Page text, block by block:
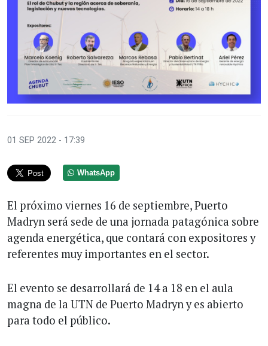
01 SEP 2022 - 17:39
WhatsApp
El próximo viernes 16 de septiembre, Puerto
Madryn será sede de una jornada patagónica sobre
agenda energética, que contará con expositores y
referentes muy importantes en el sector.
El evento se desarrollará de 14 a 18 en el aula
magna de la UTN de Puerto Madryn y es abierto
para todo el público.